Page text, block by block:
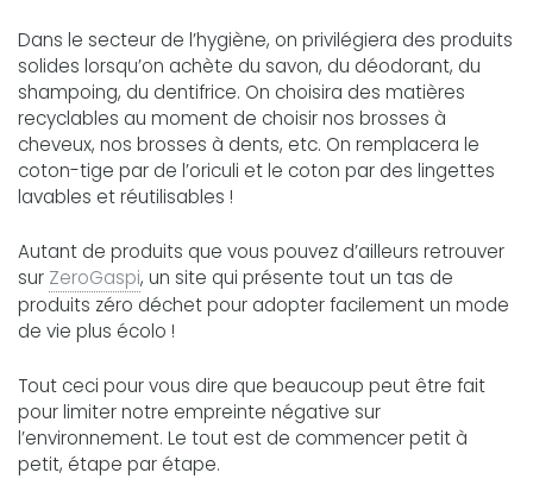
Dans le secteur de l’hygiène, on privilégiera des produits
solides lorsqu’on achète du savon, du déodorant, du
shampoing, du dentifrice. On choisira des matières
recyclables au moment de choisir nos brosses à
cheveux, nos brosses à dents, etc. On remplacera le
coton-tige par de l’oriculi et le coton par des lingettes
lavables et réutilisables !
Autant de produits que vous pouvez d’ailleurs retrouver
sur ZeroGaspi, un site qui présente tout un tas de
produits zéro déchet pour adopter facilement un mode
de vie plus écolo !
Tout ceci pour vous dire que beaucoup peut être fait
pour limiter notre empreinte négative sur
l’environnement. Le tout est de commencer petit à
petit, étape par étape.